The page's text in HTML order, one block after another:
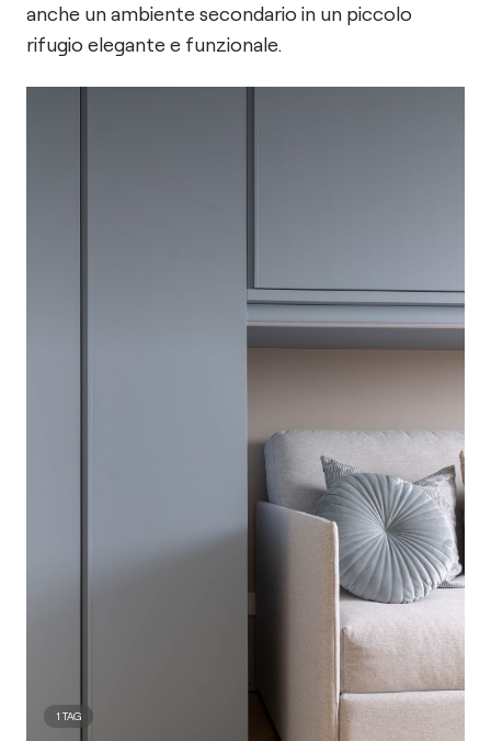
1 TAG
anche un ambiente secondario in un piccolo
rifugio elegante e funzionale.